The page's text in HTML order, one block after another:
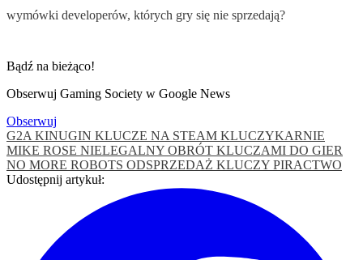
wymówki developerów, których gry się nie sprzedają?
Bądź na bieżąco!
Obserwuj Gaming Society w Google News
Obserwuj
G2A KINUGIN KLUCZE NA STEAM KLUCZYKARNIE
MIKE ROSE NIELEGALNY OBRÓT KLUCZAMI DO GIER
NO MORE ROBOTS ODSPRZEDAŻ KLUCZY PIRACTWO
Udostępnij artykuł: